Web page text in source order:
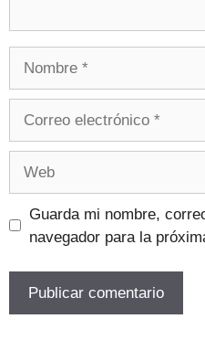
Guarda mi nombre,
navegador para la